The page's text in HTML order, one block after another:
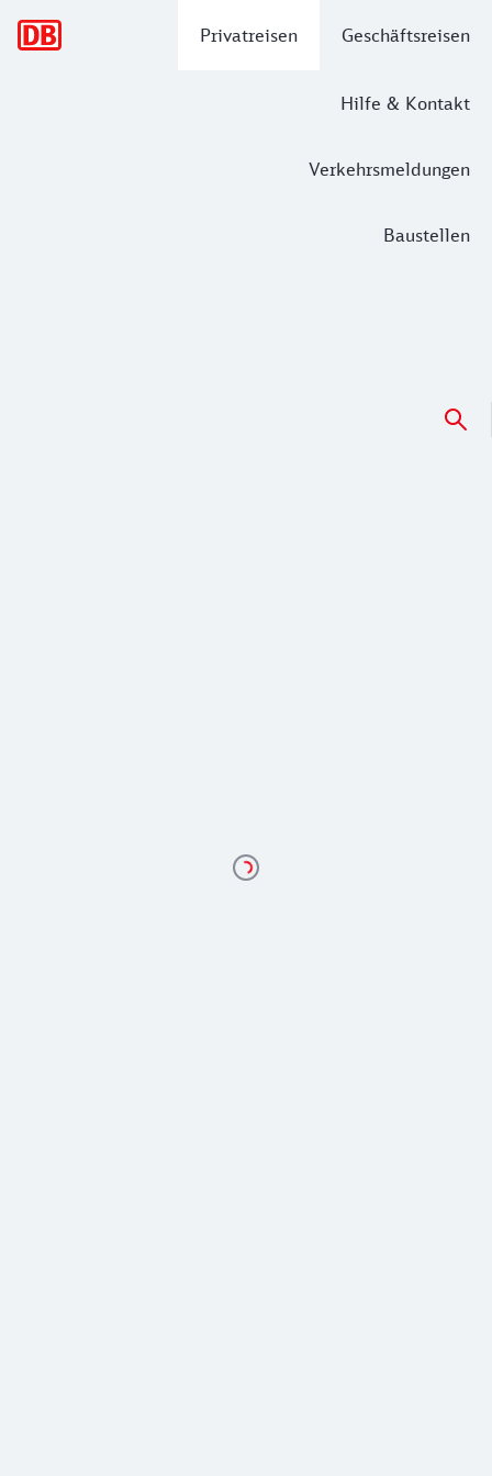
Privatreisen Geschäftsreisen
Hilfe & Kontakt
Verkehrsmeldungen
Baustellen